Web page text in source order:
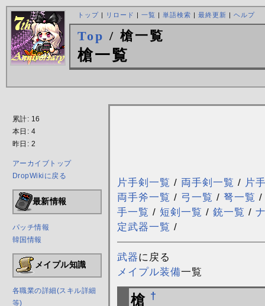
トップ| リロード | 一覧 | 単語検索 | 最終更新 | ヘルプ
Top / 槍一覧
槍一覧
累計: 16
本日: 4
昨日: 2
アーカイブトップ
DropWikiに戻る
最新情報
パッチ情報
韓国情報
メイプル知識
各職業の詳細(スキル詳細
等)
片手剣一覧 / 両手剣一覧 / 片
両手斧一覧 / 弓一覧 / 弩一覧
手一覧 / 短剣一覧 / 銃一覧 /
定武器一覧 /
武器に戻る
メイプル装備一覧
槍 †